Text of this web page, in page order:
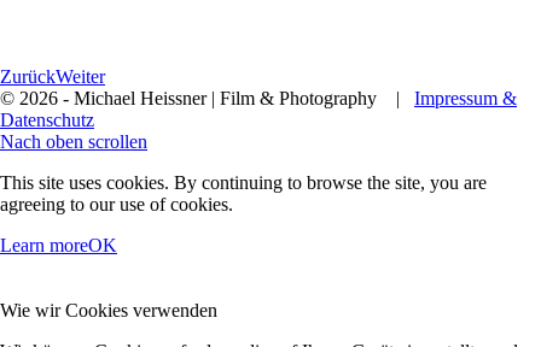
ZurückWeiter
© 2026 - Michael Heissner | Film & Photography | Impressum &
Datenschutz
Nach oben scrollen
This site uses cookies. By continuing to browse the site, you are
agreeing to our use of cookies.
Learn moreOK
Wie wir Cookies verwenden